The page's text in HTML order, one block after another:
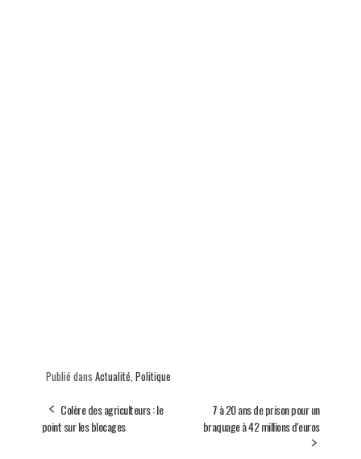
Publié dans Actualité Politique
Colère des agriculteurs : le
point sur les blocages
7 à 20 ans de prison pour un
braquage à 42 millions d'euros